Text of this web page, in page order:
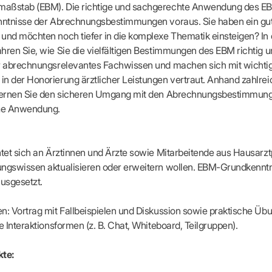
Praxissitze
Offen oder gesperrt?
Informationsangebot
& Businessplan
Dienstplanung mit BD-Online
Bereitschaftspraxis/
Kooperationsärzte
Bereitschaftsdienst-
NEUE
Videosprechstunde
Innovationsfonds
CONFIDENCE
VERTRÄGE & RECHT
Verträge von A – Z
der Ärzte/Therapeuten
Zulassungsausschüsse
Koordinierungsstelle
Kompetenzzentrum Hygiene
Freie Allianz der Länder-
KV SIS BW
GMBH
(EBM). Die richtige und sachgerechte Anwendung des
der Abrechnungsbestimmungen voraus. Sie haben ein
möchten noch tiefer in die komplexe Thematik einsteigen? In
Sie, wie Sie die vielfältigen Bestimmungen des EBM richtig
Fachwissen und machen sich mit
der Honorierung ärztlicher Leistungen vertraut. Anhand
Sie den sicheren Umgang mit den
Anwendung.
sich an Ärztinnen und Ärzte sowie Mitarbeitende aus
aktualisieren oder erweitern wollen. EBM-
Vortrag mit Fallbeispielen und Diskussion sowie praktische
Interaktionsformen (z. B. Chat, Whiteboard, Teilgruppen).